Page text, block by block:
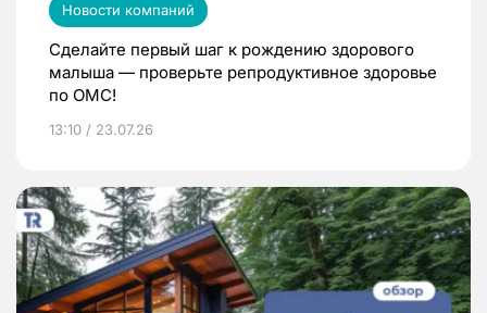
Новости компаний
Сделайте первый шаг к рождению здорового
малыша — проверьте репродуктивное здоровье
по ОМС!
13:10 / 23.07.26